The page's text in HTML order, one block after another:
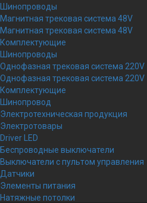
Шинопроводы
Магнитная трековая система 48V
Магнитная трековая система 48V
Комплектующие
Шинопроводы
Однофазная трековая система 220V
Однофазная трековая система 220V
Комплектующие
Шинопровод
Электротехническая продукция
Электротовары
Driver LED
Беспроводные выключатели
Выключатели с пультом управления
Датчики
Элементы питания
Натяжные потолки